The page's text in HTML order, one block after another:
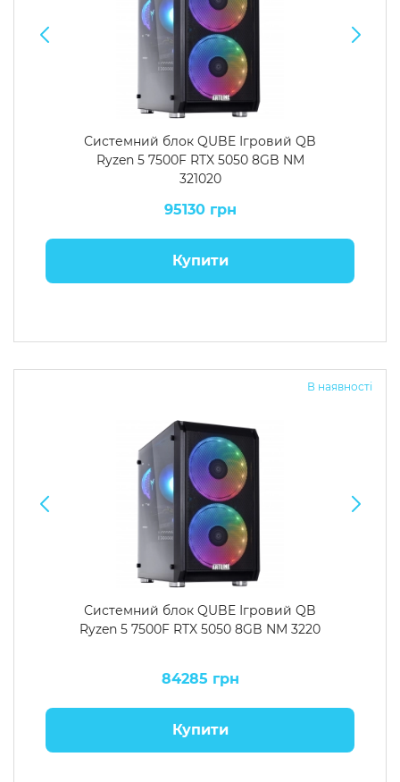
Системний блок QUBE Ігровий QB
Ryzen 5 7500F RTX 5050 8GB NM
321020
95130 грн
Купити
В наявності
Системний блок QUBE Ігровий QB
Ryzen 5 7500F RTX 5050 8GB NM 3220
84285 грн
Купити